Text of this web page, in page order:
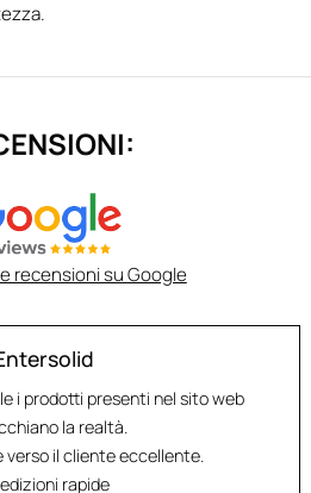
recensioni su Google
i prodotti presenti nel sito web
la realtà.
il cliente eccellente.
rapide